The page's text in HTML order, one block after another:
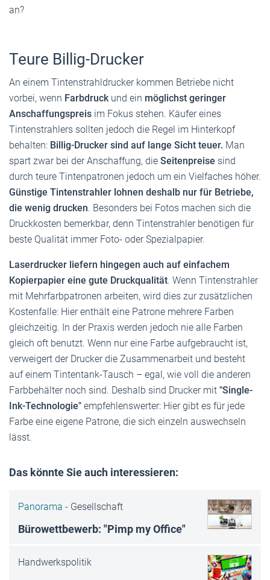
an?
Teure Billig-Drucker
An einem Tintenstrahldrucker kommen Betriebe nicht
vorbei, wenn Farbdruck und ein möglichst geringer
Anschaffungspreis im Fokus stehen. Käufer eines
Tintenstrahlers sollten jedoch die Regel im Hinterkopf
behalten: Billig-Drucker sind auf lange Sicht teuer. Man
spart zwar bei der Anschaffung, die Seitenpreise sind
durch teure Tintenpatronen jedoch um ein Vielfaches höher.
Günstige Tintenstrahler lohnen deshalb nur für Betriebe,
die wenig drucken. Besonders bei Fotos machen sich die
Druckkosten bemerkbar, denn Tintenstrahler benötigen für
beste Qualität immer Foto- oder Spezialpapier.
Laserdrucker liefern hingegen auch auf einfachem
Kopierpapier eine gute Druckqualität. Wenn Tintenstrahler
mit Mehrfarb­patronen arbeiten, wird dies zur zusätzlichen
Kostenfalle: Hier enthält eine Patrone mehrere Farben
gleichzeitig. In der Praxis werden jedoch nie alle Farben
gleich oft benutzt. Wenn nur eine Farbe aufgebraucht ist,
verweigert der Drucker die Zusammenarbeit und besteht
auf einem Tintentank-Tausch – egal, wie voll die anderen
Farbbehälter noch sind. Deshalb sind Drucker mit "Single-
Ink-Technologie" empfehlenswerter: Hier gibt es für jede
Farbe eine eigene Patrone, die sich einzeln auswechseln
lässt.
Das könnte Sie auch interessieren:
Panorama - Gesellschaft
Bürowettbewerb: "Pimp my Office"
Handwerkspolitik